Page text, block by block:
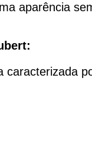
aparência
caracterizada